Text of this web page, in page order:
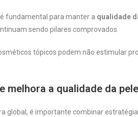
fundamental para manter a qualidade
sendo pilares comprovados.
tópicos podem não estimular
melhora a qualidade da
global, é importante combinar